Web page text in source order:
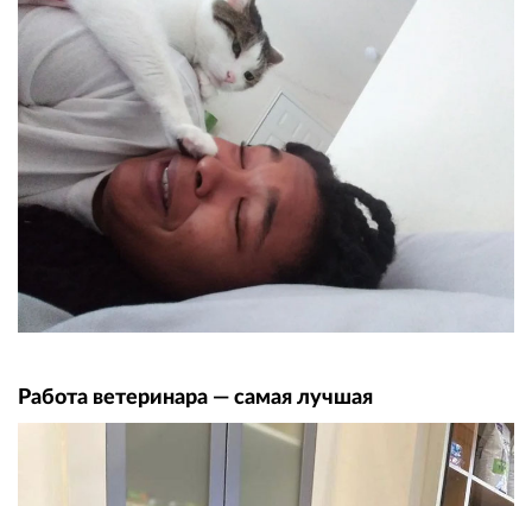
Работа ветеринара — самая лучшая